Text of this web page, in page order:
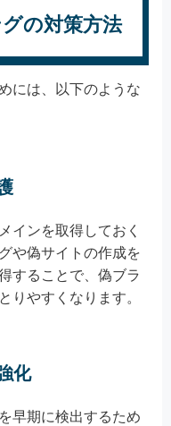
の対策方法
には、以下のような
インを取得しておく
や偽サイトの作成を
することで、偽ブラ
りやすくなります。
化
早期に検出するため